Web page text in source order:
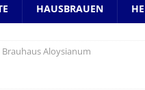
HAUSBRAUEN
Brauhaus Aloysianum